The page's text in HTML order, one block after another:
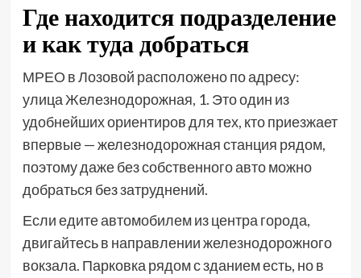
Где находится подразделение
и как туда добраться
МРЕО в Лозовой расположено по адресу:
улица Железнодорожная, 1. Это один из
удобнейших ориентиров для тех, кто приезжает
впервые — железнодорожная станция рядом,
поэтому даже без собственного авто можно
добраться без затруднений.
Если едите автомобилем из центра города,
двигайтесь в направлении железнодорожного
вокзала. Парковка рядом с зданием есть, но в